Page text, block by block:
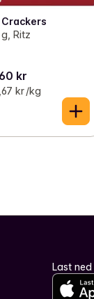
Crackers
Ritz
kr
kr /kg
Last